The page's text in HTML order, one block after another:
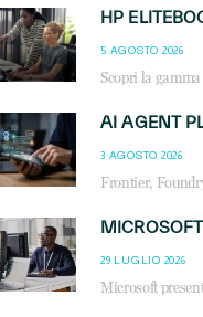
5 AGOSTO 2026
3 AGOSTO 2026
29 LUGLIO 2026